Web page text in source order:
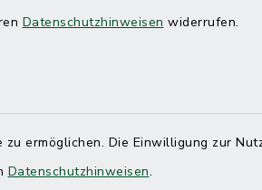
Datenschutzhinweisen widerrufen.
ermöglichen. Die Einwilligung zur
Datenschutzhinweisen.